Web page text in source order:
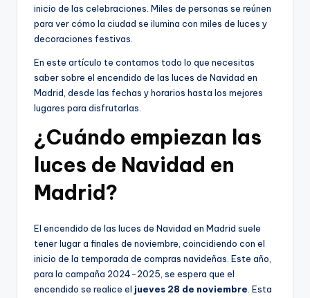
inicio de las celebraciones. Miles de personas se reúnen
para ver cómo la ciudad se ilumina con miles de luces y
decoraciones festivas.
En este artículo te contamos todo lo que necesitas
saber sobre el encendido de las luces de Navidad en
Madrid, desde las fechas y horarios hasta los mejores
lugares para disfrutarlas.
¿Cuándo empiezan las
luces de Navidad en
Madrid?
El encendido de las luces de Navidad en Madrid suele
tener lugar a finales de noviembre, coincidiendo con el
inicio de la temporada de compras navideñas. Este año,
para la campaña 2024-2025, se espera que el
encendido se realice el jueves 28 de noviembre . Esta